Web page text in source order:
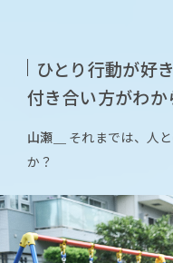
ひとり行動が好
付き合い方がわか
山瀬＿
それまでは、人
か？